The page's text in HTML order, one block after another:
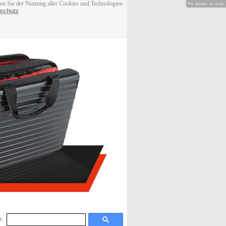
Sie der Nutzung aller Cookies und Technologien
Hy-phen-a-tion